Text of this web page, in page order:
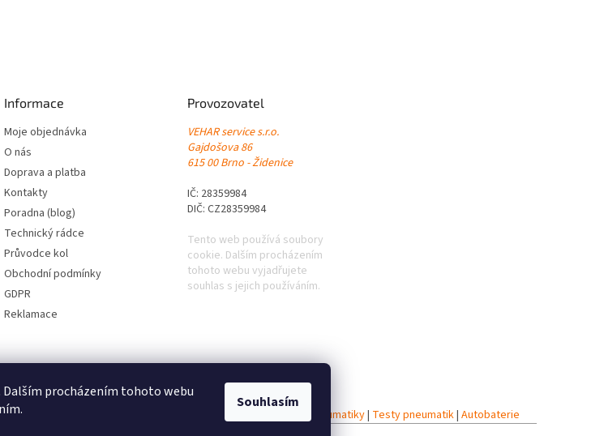
Dalším procházením tohoto webu
Souhlasím
Informace
Moje objednávka
O nás
Doprava a platba
Kontakty
Poradna (blog)
Technický rádce
Průvodce kol
Obchodní podmínky
GDPR
Reklamace
Provozovatel
VEHAR service s.r.o.
Gajdošova 86
615 00 Brno - Židenice
IČ: 28359984
DIČ: CZ28359984
Tento web používá soubory
cookie. Dalším procházením
tohoto webu vyjadřujete
souhlas s jejich používáním.
zdarma Zimní pneumatiky Celoroční pneumatiky| Testy pneumatik| Autobaterie